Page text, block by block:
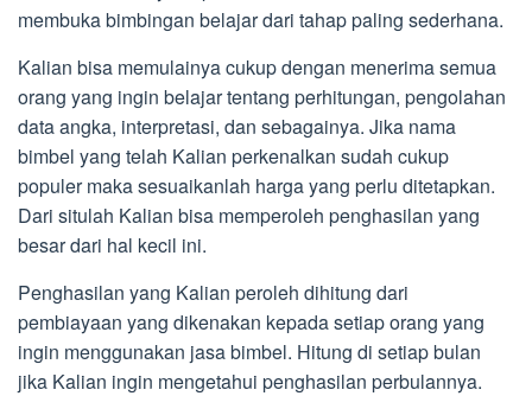
membuka bimbingan belajar dari tahap paling sederhana.
Kalian bisa memulainya cukup dengan menerima semua
orang yang ingin belajar tentang perhitungan, pengolahan
data angka, interpretasi, dan sebagainya. Jika nama
bimbel yang telah Kalian perkenalkan sudah cukup
populer maka sesuaikanlah harga yang perlu ditetapkan.
Dari situlah Kalian bisa memperoleh penghasilan yang
besar dari hal kecil ini.
Penghasilan yang Kalian peroleh dihitung dari
pembiayaan yang dikenakan kepada setiap orang yang
ingin menggunakan jasa bimbel. Hitung di setiap bulan
jika Kalian ingin mengetahui penghasilan perbulannya.